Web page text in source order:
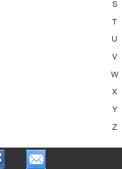
S
T
U
V
W
X
Y
Z